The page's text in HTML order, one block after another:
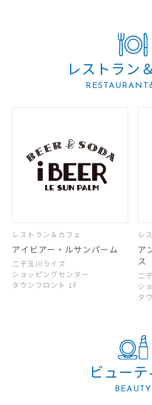
レストラン
レストラン＆カフェ
アイビアー・ルサンパーム
二子玉川ライズ
ショッピングセンター
タウンフロント 1F
レ
ア
ス
二
シ
ビューテ
BEAUTY